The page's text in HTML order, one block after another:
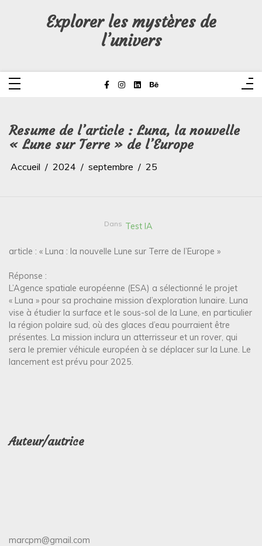
Explorer les mystères de
l’univers
Resume de l’article : Luna, la nouvelle
« Lune sur Terre » de l’Europe
Accueil 2024 septembre 25
Dans Test IA
article : « Luna : la nouvelle Lune sur Terre de l’Europe »
Réponse :
L’Agence spatiale européenne (ESA) a sélectionné le projet
« Luna » pour sa prochaine mission d’exploration lunaire. Luna
vise à étudier la surface et le sous-sol de la Lune, en particulier
la région polaire sud, où des glaces d’eau pourraient être
présentes. La mission inclura un atterrisseur et un rover, qui
sera le premier véhicule européen à se déplacer sur la Lune. Le
lancement est prévu pour 2025.
Auteur/autrice
marcpm@gmail.com